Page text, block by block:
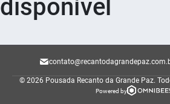
disponível
© 2026 Pousada Recanto da Grande Paz.
Powered by